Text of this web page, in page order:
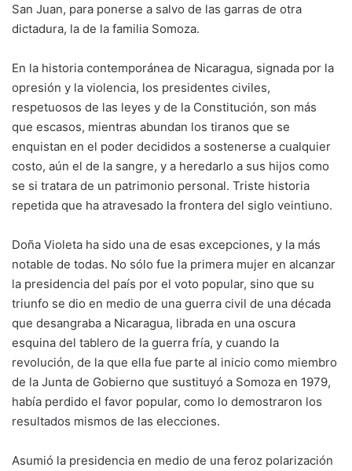
San Juan, para ponerse a salvo de las garras de otra
dictadura, la de la familia Somoza.
En la historia contemporánea de Nicaragua, signada por la
opresión y la violencia, los presidentes civiles,
respetuosos de las leyes y de la Constitución, son más
que escasos, mientras abundan los tiranos que se
enquistan en el poder decididos a sostenerse a cualquier
costo, aún el de la sangre, y a heredarlo a sus hijos como
se si tratara de un patrimonio personal. Triste historia
repetida que ha atravesado la frontera del siglo veintiuno.
Doña Violeta ha sido una de esas excepciones, y la más
notable de todas. No sólo fue la primera mujer en alcanzar
la presidencia del país por el voto popular, sino que su
triunfo se dio en medio de una guerra civil de una década
que desangraba a Nicaragua, librada en una oscura
esquina del tablero de la guerra fría, y cuando la
revolución, de la que ella fue parte al inicio como miembro
de la Junta de Gobierno que sustituyó a Somoza en 1979,
había perdido el favor popular, como lo demostraron los
resultados mismos de las elecciones.
Asumió la presidencia en medio de una feroz polarización